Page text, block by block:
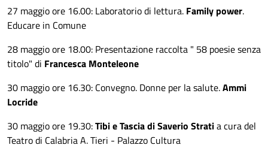
27 maggio ore 16.00: Laboratorio di lettura. Family power.
Educare in Comune
28 maggio ore 18.00: Presentazione raccolta " 58 poesie senza
titolo" di Francesca Monteleone
30 maggio ore 16.30: Convegno. Donne per la salute.Ammi
Locride
30 maggio ore 19.30:Tibi e Tascia di Saverio Stratia cura del
Teatro di Calabria A. Tieri - Palazzo Cultura